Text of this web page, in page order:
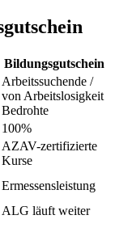
Bildungsgutschein
Arbeitssuchende /
von Arbeitslosigkeit
Bedrohte
100%
AZAV-zertifizierte
Kurse
Ermessensleistung
ALG läuft weiter